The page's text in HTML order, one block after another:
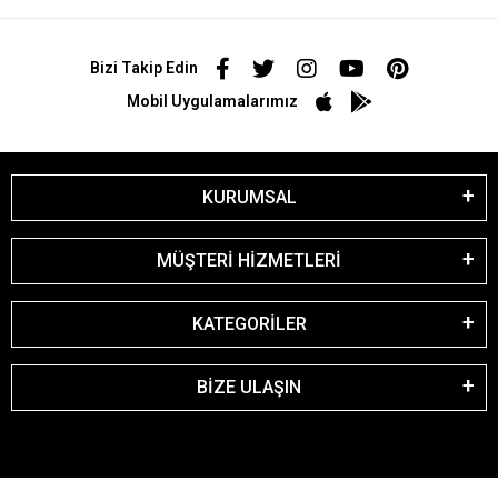
Bizi Takip Edin
Mobil Uygulamalarımız
KURUMSAL
MÜŞTERİ HİZMETLERİ
KATEGORİLER
BİZE ULAŞIN